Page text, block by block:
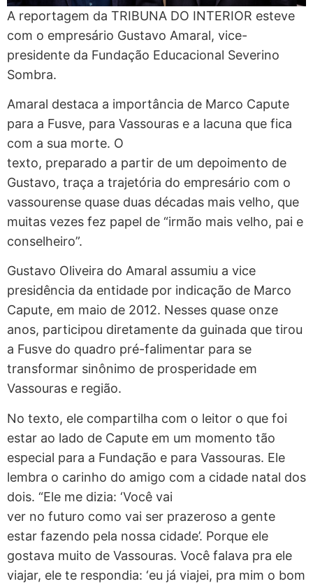
A reportagem da TRIBUNA DO INTERIOR esteve
com o empresário Gustavo Amaral, vice-
presidente da Fundação Educacional Severino
Sombra.
Amaral destaca a importância de Marco Capute
para a Fusve, para Vassouras e a lacuna que fica
com a sua morte. O
texto, preparado a partir de um depoimento de
Gustavo, traça a trajetória do empresário com o
vassourense quase duas décadas mais velho, que
muitas vezes fez papel de “irmão mais velho, pai e
conselheiro”.
Gustavo Oliveira do Amaral assumiu a vice
presidência da entidade por indicação de Marco
Capute, em maio de 2012. Nesses quase onze
anos, participou diretamente da guinada que tirou
a Fusve do quadro pré-falimentar para se
transformar sinônimo de prosperidade em
Vassouras e região.
No texto, ele compartilha com o leitor o que foi
estar ao lado de Capute em um momento tão
especial para a Fundação e para Vassouras. Ele
lembra o carinho do amigo com a cidade natal dos
dois. “Ele me dizia: ‘Você vai
ver no futuro como vai ser prazeroso a gente
estar fazendo pela nossa cidade’. Porque ele
gostava muito de Vassouras. Você falava pra ele
viajar, ele te respondia: ‘eu já viajei, pra mim o bom